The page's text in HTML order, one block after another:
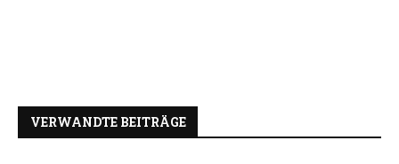
VERWANDTE BEITRÄGE